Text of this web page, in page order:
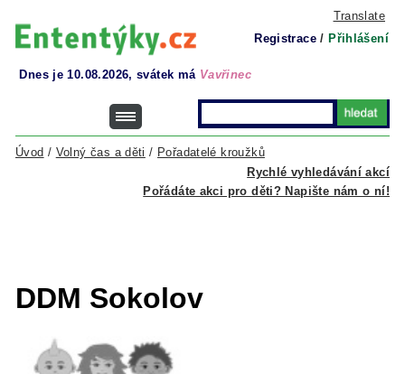
Translate
Registrace / Přihlášení
Dnes je 10.08.2026, svátek má Vavřinec
Rychlé vyhledávání akcí
Úvod / Volný čas a děti / Pořadatelé kroužků
Pořádáte akci pro děti? Napište nám o ní!
DDM Sokolov